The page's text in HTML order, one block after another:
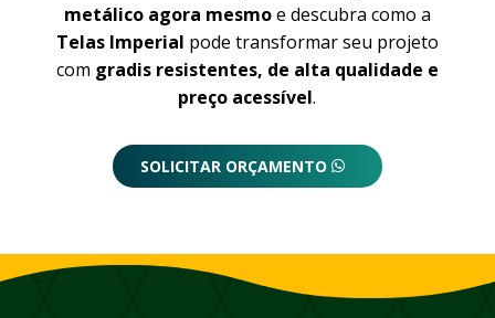
metálico agora mesmoe descubra como a
Telas Imperial pode transformar seu projeto
com gradis resistentes, de alta qualidade e
preço acessível.
SOLICITAR ORÇAMENTO